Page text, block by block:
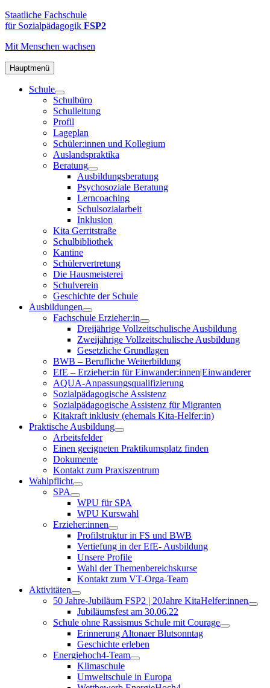
Zum
Inhalt
FSP2
Staatliche
Fachschule
Sozialpädagogik
in
Altona
Staatliche Fachschule
für Sozialpädagogik FSP2
Mit Menschen wachsen
Hauptmenü
Schule
Schulbüro
Schulleitung
Profil
Lageplan
Schüler:innen und Kollegium
Auslandspraktika
Beratung
Ausbildungsberatung
Psychosoziale Beratung
Lerncoaching
Schulsozialarbeit
Inklusion
Kita Gerritstraße
Schulbibliothek
Kantine
Schülervertretung
Die Hausmeisterei
Schulverein
Geschichte der Schule
Ausbildungen
Fachschule Erzieher:in
Dreijährige Vollzeitschulische Ausbildung
Zweijährige Vollzeitschulische Ausbildung
Gesetzliche Grundlagen
BWB – Berufliche Weiterbildung
EfE – Erzieher:in für Einwander:innen|Einwanderer
AQUA-Anpassungsqualifizierung
Sozialpädagogische Assistenz
Sozialpädagogische Assistenz für Migranten
Kitakraft inklusiv (ehemals Kita-Helfer:in)
Praktische Ausbildung
Arbeitsfelder
Einen geeigneten Praktikumsplatz finden
Dokumente
Kontakt zum Praxiszentrum
Wahlpflicht
SPA
WPU für SPA
WPU Kurswahl
Erzieher:innen
Profilstruktur in FS und BWB
Vertiefung in der EfE- Ausbildung
Unsere Profile
Wahl der Themenbereichskurse
Kontakt zum VT-Orga-Team
Aktivitäten
50 Jahre-Jubiläum FSP2 | 20Jahre KitaHelfer:innen
Jubiläumsfest am 30.06.22
Schule ohne Rassismus Schule mit Courage
Erinnerung Altonaer Blutsonntag
Geschichte erleben
Energiehoch4-Team
Klimaschule
Umweltschule in Europa